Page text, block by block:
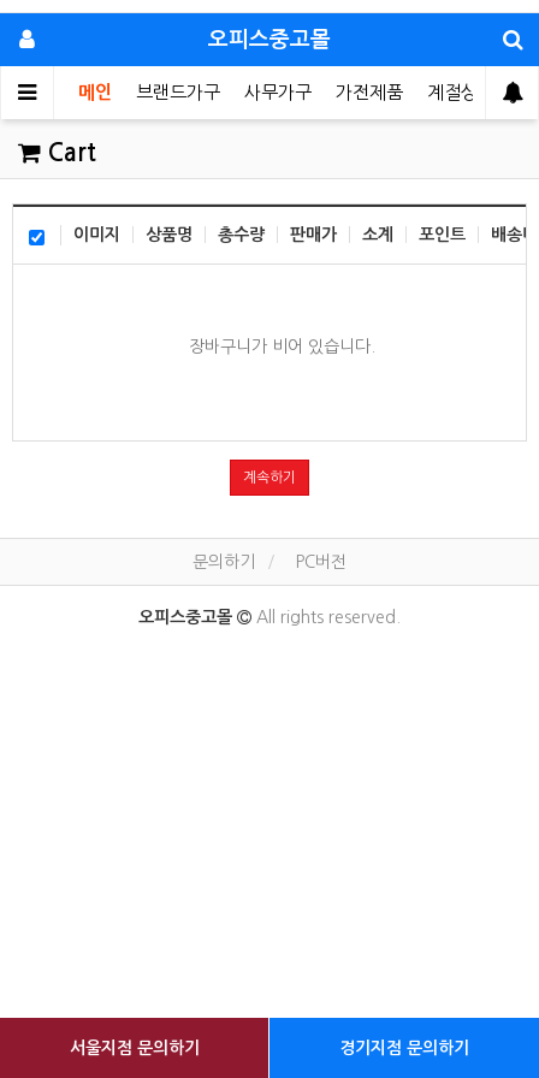
오피스중고몰
메인 브랜드가구 사무가구 가전제품 계절상품 가
Cart
이미지 상품명 총수량 판매가 소계 포인트 배송비
장바구니가 비어 있습니다.
계속하기
문의하기 PC버전
오피스중고몰 All rights reserved.
서울지점 문의하기 경기지점 문의하기